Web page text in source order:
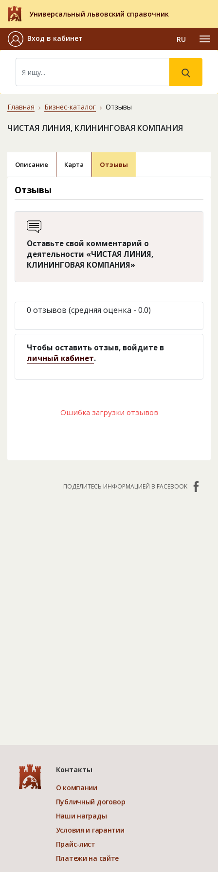
Универсальный львовский справочник
Вход в кабинет RU
Главная Бизнес-каталог Отзывы
ЧИСТАЯ ЛИНИЯ, КЛИНИНГОВАЯ КОМПАНИЯ
Описание Карта Отзывы
Отзывы
Оставьте свой комментарий о
деятельности «ЧИСТАЯ ЛИНИЯ,
КЛИНИНГОВАЯ КОМПАНИЯ»
0 отзывов (средняя оценка - 0.0)
Чтобы оставить отзыв, войдите в
личный кабинет.
Ошибка загрузки отзывов
ПОДЕЛИТЕСЬ ИНФОРМАЦИЕЙ В FACEBOOK
Контакты
О компании
Публичный договор
Наши награды
Условия и гарантии
Прайс-лист
Платежи на сайте